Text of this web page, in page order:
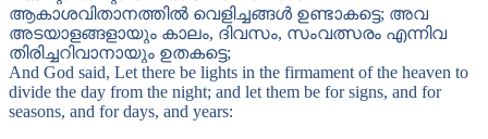
ആകാശവിതാനത്തിൽ വെളിച്ചങ്ങൾ ഉണ്ടാകട്ടെ; അവ
അടയാളങ്ങളായും കാലം, ദിവസം, സംവത്സരം എന്നിവ
തിരിച്ചറിവാനായും ഉതകട്ടെ;
And God said, Let there be lights in the firmament of the heaven to
divide the day from the night; and let them be for signs, and for
seasons, and for days, and years: